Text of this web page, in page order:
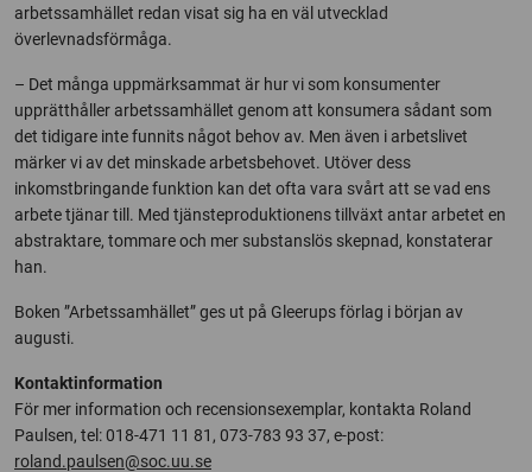
arbetssamhället redan visat sig ha en väl utvecklad
överlevnadsförmåga.
– Det många uppmärksammat är hur vi som konsumenter
upprätthåller arbetssamhället genom att konsumera sådant som
det tidigare inte funnits något behov av. Men även i arbetslivet
märker vi av det minskade arbetsbehovet. Utöver dess
inkomstbringande funktion kan det ofta vara svårt att se vad ens
arbete tjänar till. Med tjänsteproduktionens tillväxt antar arbetet en
abstraktare, tommare och mer substanslös skepnad, konstaterar
han.
Boken ”Arbetssamhället” ges ut på Gleerups förlag i början av
augusti.
Kontaktinformation
För mer information och recensionsexemplar, kontakta Roland
Paulsen, tel: 018-471 11 81, 073-783 93 37, e-post:
roland.paulsen@soc.uu.se